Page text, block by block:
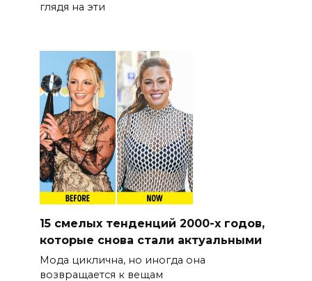
глядя на эти
15 смелых тенденций 2000-х годов,
которые снова стали актуальными
Мода циклична, но иногда она
возвращается к вещам